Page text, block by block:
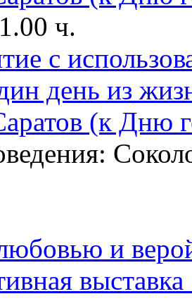
ч.
с
день из
(к Дню